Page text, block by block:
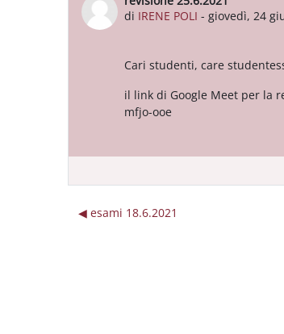
di IRENE POLI - giovedì, 24
Cari studenti, care
il link di Google Meet per la
mfjo-ooe
◀︎ esami 18.6.2021